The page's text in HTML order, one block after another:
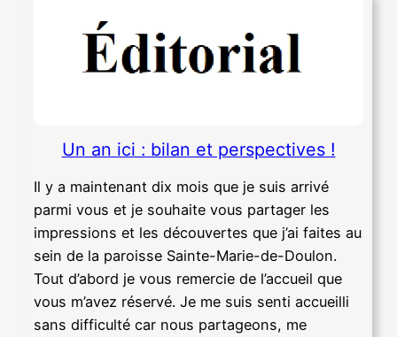
Un an ici : bilan et perspectives !
Il y a maintenant dix mois que je suis arrivé
parmi vous et je souhaite vous partager les
impressions et les découvertes que j’ai faites au
sein de la paroisse Sainte-Marie-de-Doulon.
Tout d’abord je vous remercie de l’accueil que
vous m’avez réservé. Je me suis senti accueilli
sans difficulté car nous partageons, me